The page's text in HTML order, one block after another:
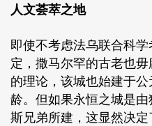
人文荟萃之地
即使不考虑法乌联合科
定，撒马尔罕的古老也
的理论，该城也始建于
龄。但如果永恒之城是
斯兄弟所建，这显然决